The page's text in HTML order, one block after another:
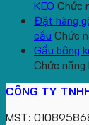
KEO Chức
Đặt hàng
cầu Chức
Gấu bông
Chức
CÔNG TY
MST: